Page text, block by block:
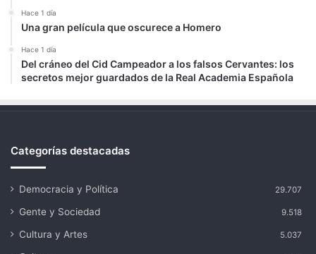
Hace 1 día
Una gran película que oscurece a Homero
Hace 1 día
Del cráneo del Cid Campeador a los falsos Cervantes: los
secretos mejor guardados de la Real Academia Española
Categorías destacadas
Democracia y Política 29.707
Gente y Sociedad 9.518
Cultura y Artes 5.037